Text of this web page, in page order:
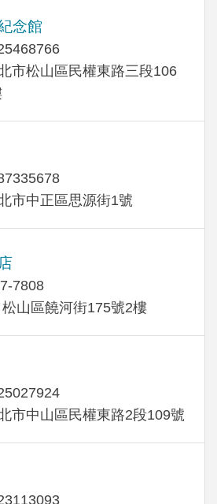
念館
市松山區民權東路三段106
市中正區思源街1號
7808
山區饒河街175號2樓
市中山區民權東路2段109號